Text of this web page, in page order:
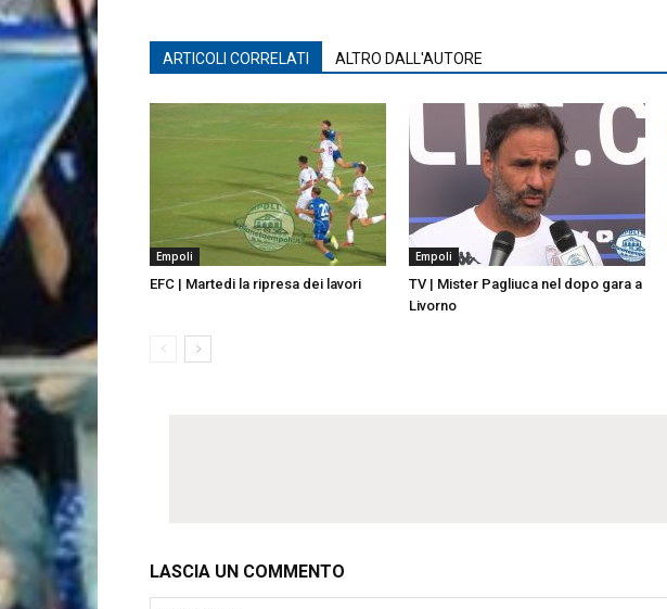
ARTICOLI CORRELATI ALTRO DALL'AUTORE
Empoli
EFC | Martedi la ripresa dei lavori
Empoli
TV | Mister Pagliuca nel dopo gara a
Livorno
LASCIA UN COMMENTO